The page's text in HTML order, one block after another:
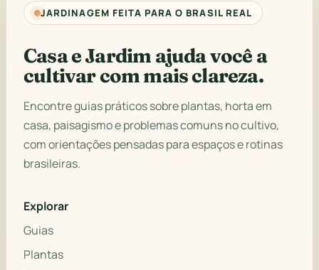
JARDINAGEM FEITA PARA O BRASIL REAL
Casa e Jardim ajuda você a
cultivar com mais clareza.
Encontre guias práticos sobre plantas, horta em
casa, paisagismo e problemas comuns no cultivo,
com orientações pensadas para espaços e rotinas
brasileiras.
Explorar
Guias
Plantas